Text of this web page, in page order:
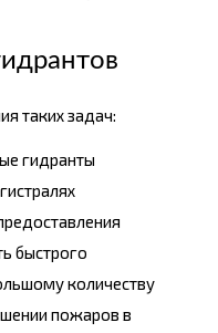
таких задач:
гидранты
быстрого
количеству
пожаров в